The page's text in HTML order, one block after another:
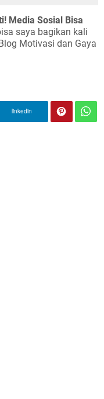
Media Sosial Bisa
saya bagikan kali
Motivasi dan Gaya
linkedin